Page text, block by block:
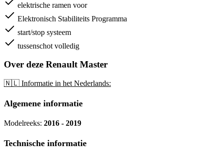
elektrische ramen voor
Elektronisch Stabiliteits Programma
start/stop systeem
tussenschot volledig
Over deze Renault Master
🇳🇱 Informatie in het Nederlands:
Algemene informatie
Modelreeks: 2016 - 2019
Technische informatie